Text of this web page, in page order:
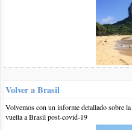
y marzo, es aconsejable
en
1 10-feb-2019::
En el estado de
calor ya a partir e
transfers, con respecto a
Volver a Brasil
Volvemos con un informe detallado sobre
vuelta a Brasil post-covid-19